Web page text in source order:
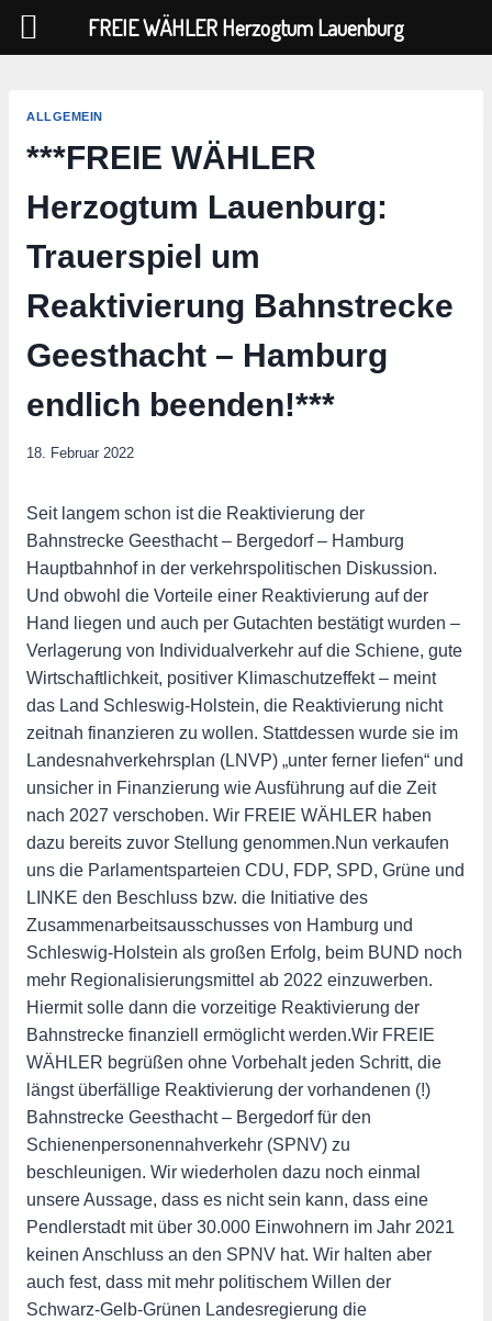
springen
ALLGEMEIN
***FREIE WÄHLER
Herzogtum Lauenburg:
Trauerspiel um
Reaktivierung Bahnstrecke
Geesthacht – Hamburg
endlich beenden!***
18. Februar 2022
Seit langem schon ist die Reaktivierung der
Bahnstrecke Geesthacht – Bergedorf – Hamburg
Hauptbahnhof in der verkehrspolitischen Diskussion.
Und obwohl die Vorteile einer Reaktivierung auf der
Hand liegen und auch per Gutachten bestätigt wurden –
Verlagerung von Individualverkehr auf die Schiene, gute
Wirtschaftlichkeit, positiver Klimaschutzeffekt – meint
das Land Schleswig-Holstein, die Reaktivierung nicht
zeitnah finanzieren zu wollen. Stattdessen wurde sie im
Landesnahverkehrsplan (LNVP) „unter ferner liefen“ und
unsicher in Finanzierung wie Ausführung auf die Zeit
nach 2027 verschoben. Wir FREIE WÄHLER haben
dazu bereits zuvor Stellung genommen.Nun verkaufen
uns die Parlamentsparteien CDU, FDP, SPD, Grüne und
LINKE den Beschluss bzw. die Initiative des
Zusammenarbeitsausschusses von Hamburg und
Schleswig-Holstein als großen Erfolg, beim BUND noch
mehr Regionalisierungsmittel ab 2022 einzuwerben.
Hiermit solle dann die vorzeitige Reaktivierung der
Bahnstrecke finanziell ermöglicht werden.Wir FREIE
WÄHLER begrüßen ohne Vorbehalt jeden Schritt, die
längst überfällige Reaktivierung der vorhandenen (!)
Bahnstrecke Geesthacht – Bergedorf für den
Schienenpersonennahverkehr (SPNV) zu
beschleunigen. Wir wiederholen dazu noch einmal
unsere Aussage, dass es nicht sein kann, dass eine
Pendlerstadt mit über 30.000 Einwohnern im Jahr 2021
keinen Anschluss an den SPNV hat. Wir halten aber
auch fest, dass mit mehr politischem Willen der
Schwarz-Gelb-Grünen Landesregierung die
FREIE WÄHLER Herzogtum Lauenburg